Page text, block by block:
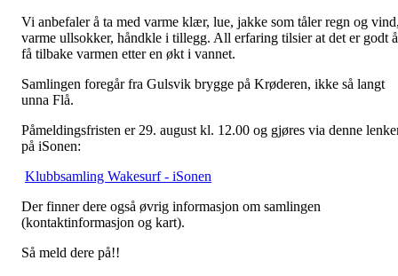
Vi anbefaler å ta med varme klær, lue, jakke som tåler regn og
varme ullsokker, håndkle i tillegg. All erfaring tilsier at det er godt å
få tilbake varmen etter en økt i vannet.
Samlingen foregår fra Gulsvik brygge på Krøderen, ikke så langt
unna Flå.
Påmeldingsfristen er 29. august kl. 12.00 og gjøres via denne
på iSonen:
Klubbsamling Wakesurf - iSonen
Der finner dere også øvrig informasjon om samlingen
(kontaktinformasjon og kart).
Så meld dere på!!